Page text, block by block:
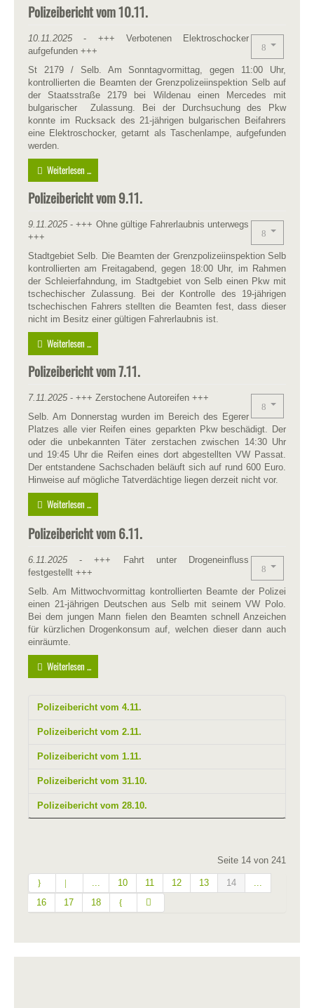
Polizeibericht vom 10.11.
10.11.2025 - +++ Verbotenen Elektroschocker
aufgefunden +++
St 2179 / Selb. Am Sonntagvormittag, gegen 11:00 Uhr,
kontrollierten die Beamten der Grenzpolizeiinspektion Selb auf
der Staatsstraße 2179 bei Wildenau einen Mercedes mit
bulgarischer Zulassung. Bei der Durchsuchung des Pkw
konnte im Rucksack des 21-jährigen bulgarischen Beifahrers
eine Elektroschocker, getarnt als Taschenlampe, aufgefunden
werden.
Weiterlesen ...
Polizeibericht vom 9.11.
9.11.2025 - +++ Ohne gültige Fahrerlaubnis unterwegs
+++
Stadtgebiet Selb. Die Beamten der Grenzpolizeiinspektion Selb
kontrollierten am Freitagabend, gegen 18:00 Uhr, im Rahmen
der Schleierfahndung, im Stadtgebiet von Selb einen Pkw mit
tschechischer Zulassung. Bei der Kontrolle des 19-jährigen
tschechischen Fahrers stellten die Beamten fest, dass dieser
nicht im Besitz einer gültigen Fahrerlaubnis ist.
Weiterlesen ...
Polizeibericht vom 7.11.
7.11.2025 - +++ Zerstochene Autoreifen +++
Selb. Am Donnerstag wurden im Bereich des Egerer
Platzes alle vier Reifen eines geparkten Pkw beschädigt. Der
oder die unbekannten Täter zerstachen zwischen 14:30 Uhr
und 19:45 Uhr die Reifen eines dort abgestellten VW Passat.
Der entstandene Sachschaden beläuft sich auf rund 600 Euro.
Hinweise auf mögliche Tatverdächtige liegen derzeit nicht vor.
Weiterlesen ...
Polizeibericht vom 6.11.
6.11.2025 - +++ Fahrt unter Drogeneinfluss
festgestellt +++
Selb. Am Mittwochvormittag kontrollierten Beamte der Polizei
einen 21-jährigen Deutschen aus Selb mit seinem VW Polo.
Bei dem jungen Mann fielen den Beamten schnell Anzeichen
für kürzlichen Drogenkonsum auf, welchen dieser dann auch
einräumte.
Weiterlesen ...
Polizeibericht vom 4.11.
Polizeibericht vom 2.11.
Polizeibericht vom 1.11.
Polizeibericht vom 31.10.
Polizeibericht vom 28.10.
Seite 14 von 241
10 11 12 13 14
16
17 18